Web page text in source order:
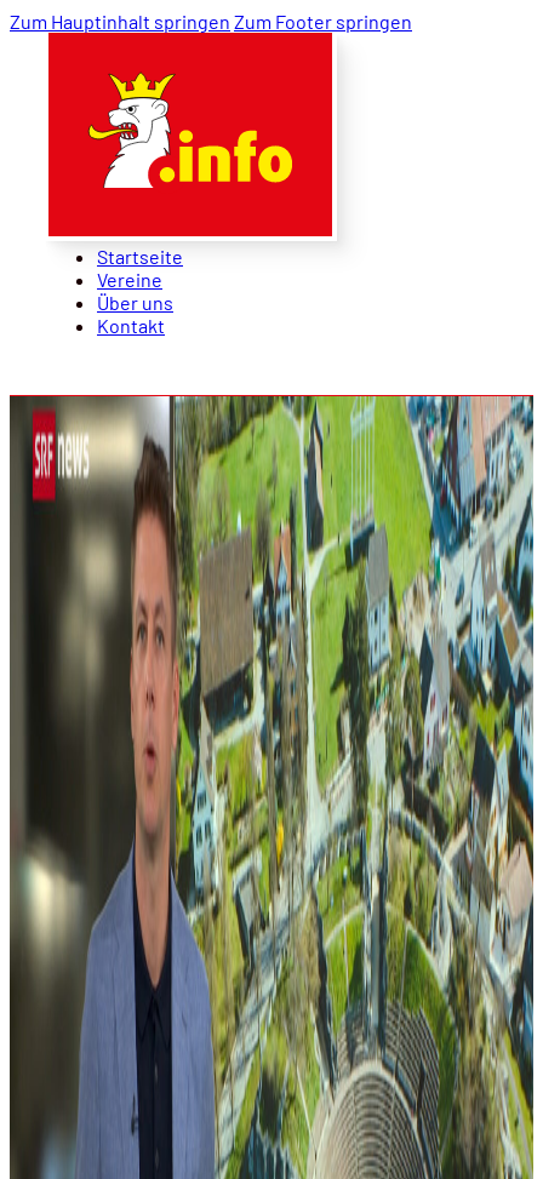
Zum Hauptinhalt springen Zum Footer springen
Startseite
Vereine
Über uns
Kontakt
Startseite
Vereine
Über uns
Kontakt